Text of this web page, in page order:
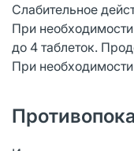
Слабительное
При
до 4 таблеток.
При